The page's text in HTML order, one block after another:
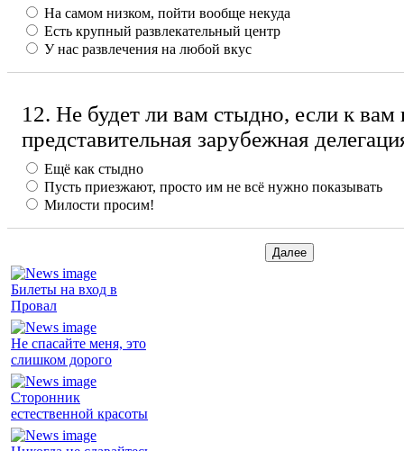
На самом низком, пойти вообще некуда
Есть крупный развлекательный центр
У нас развлечения на любой вкус
12. Не будет ли вам стыдно, если к вам
представительная зарубежная
Ещё как стыдно
Пусть приезжают, просто им не всё нужно показывать
Милости просим!
Билеты на вход в
Провал
Не спасайте меня, это
слишком дорого
Сторонник
естественной красоты